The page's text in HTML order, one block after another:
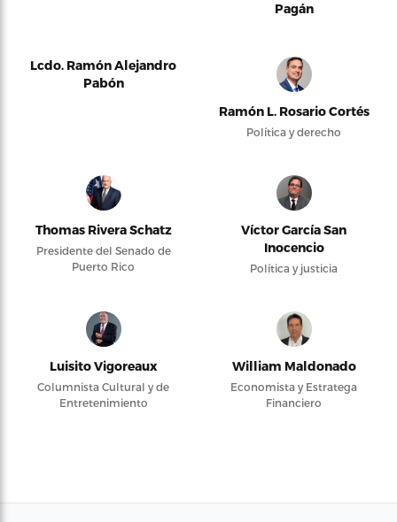
Pagán
Lcdo. Ramón Alejandro
Pabón
Ramón L. Rosario Cortés
Política y derecho
Thomas Rivera Schatz
Presidente del Senado de
Puerto Rico
Víctor García San
Inocencio
Política y justicia
Luisito Vigoreaux
Columnista Cultural y de
Entretenimiento
William Maldonado
Economista y Estratega
Financiero